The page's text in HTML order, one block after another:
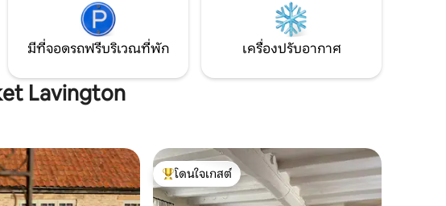
มีที่จอดรถฟรีบริเวณที่พัก เครื่องปรับอากาศ
Lavington
โดนใจเกสต์ที่สุด
โดนใจเกสต์